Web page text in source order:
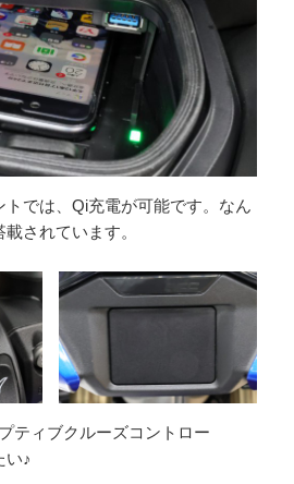
では、Qi充電が可能です。なん
されています。
ティブクルーズコントロー
♪